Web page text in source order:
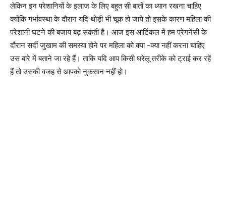
लेकिन इन परेशानियों के इलाज के लिए बहुत सी बातों का ध्यान रखना चाहिए
क्योंकि गर्भावस्था के दौरान यदि थोड़ी भी चूक हो जाये तो इसके कारण महिला की
परेशानी घटने की बजाय बढ़ सकती है। आज इस आर्टिकल में हम प्रेगनेंसी के
दौरान सर्दी जुखाम की समस्या होने पर महिला को क्या -क्या नहीं करना चाहिए
उस बारे में बताने जा रहे हैं। ताकि यदि आप किसी घरेलू तरीके को ट्राई कर रहें
हैं तो उसकी वजह से आपको नुकसान नहीं हो।